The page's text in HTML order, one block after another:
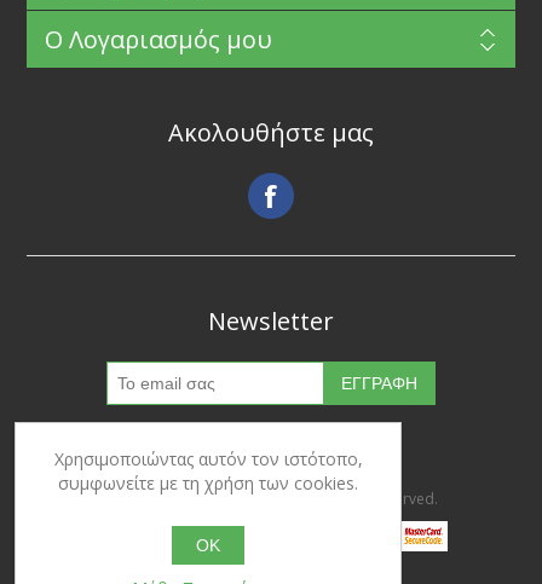
Ο Λογαριασμός μου
Ακολουθήστε μας
Newsletter
Copyright © 2026 Ypertrofes. All rights reserved.
Χρησιμοποιώντας αυτόν τον ιστότοπο,
συμφωνείτε με τη χρήση των cookies.
OK